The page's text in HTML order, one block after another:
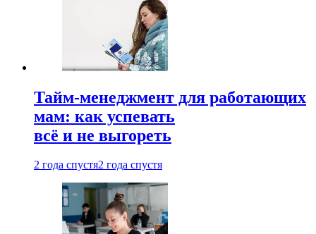
Тайм-менеджмент для работающих
мам: как успевать
всё и не выгореть
2 года спустя2 года спустя